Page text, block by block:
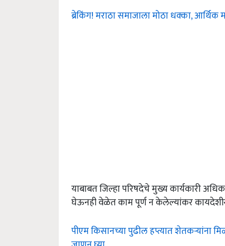
ब्रेकिंग! मराठा समाजाला मोठा धक्का,
याबाबत जिल्हा परिषदेचे मुख्य कार्यकारी
घेऊनही वेळेत काम पूर्ण न केलेल्यांकर
पीएम किसानच्या पुढील हप्त्यात